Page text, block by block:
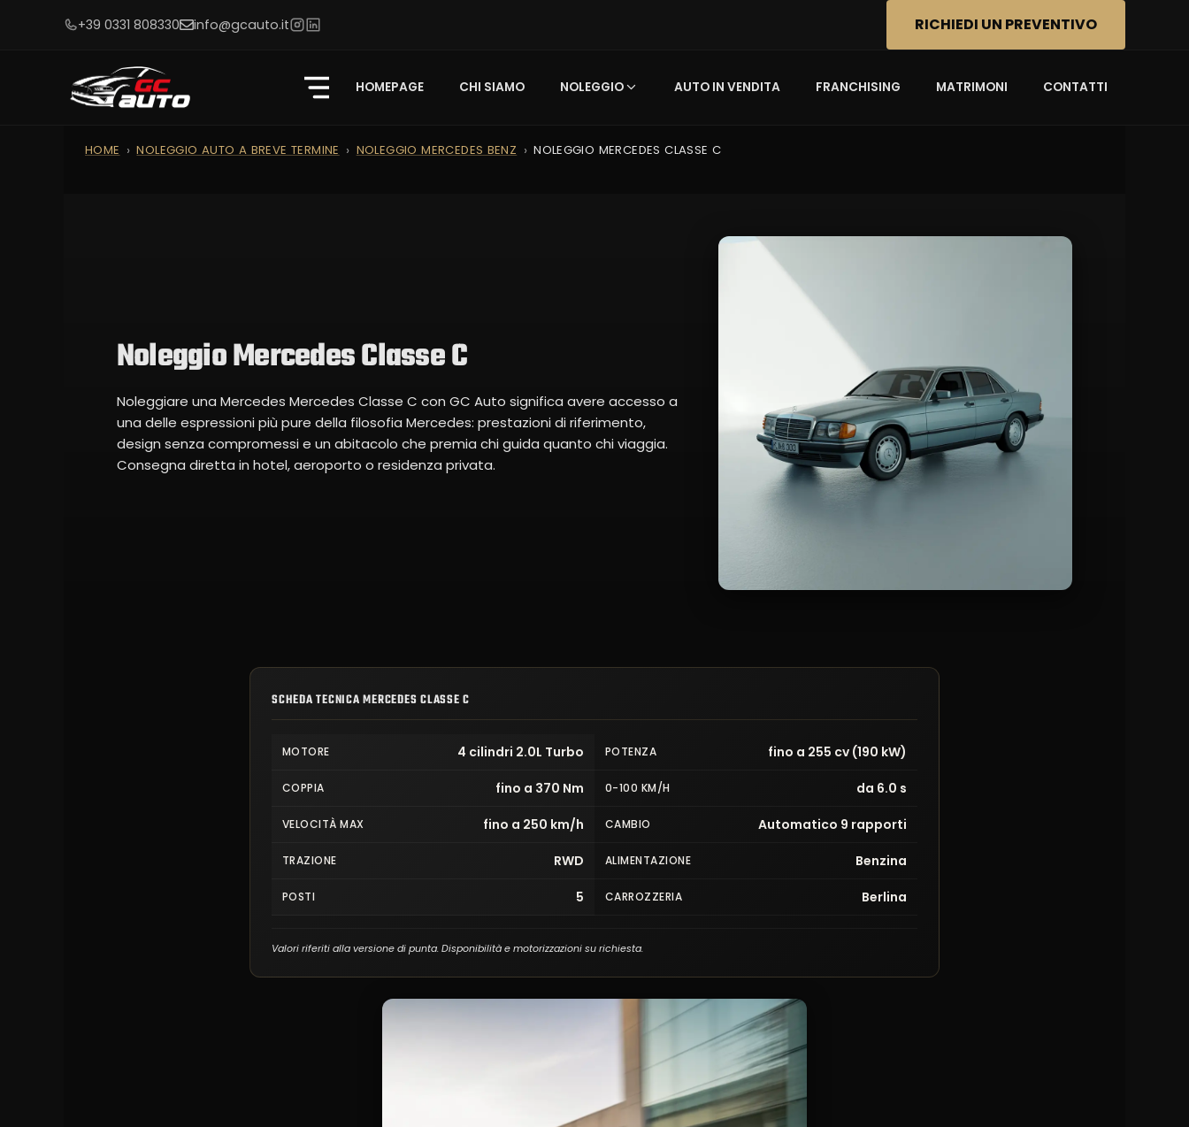
+39 0331 808330 info@gcauto.it RICHIEDI UN PREVENTIVO
HOMEPAGE CHI SIAMO NOLEGGIO AUTO IN VENDITA FRANCHISING MATRIMONI CONTATTI
HOME NOLEGGIO AUTO A BREVE TERMINE NOLEGGIO MERCEDES BENZ NOLEGGIO MERCEDES CLASSE C
Noleggio Mercedes Classe C
Noleggiare una Mercedes Mercedes Classe C con GC Auto significa avere accesso a
una delle espressioni più pure della filosofia Mercedes: prestazioni di riferimento,
design senza compromessi e un abitacolo che premia chi guida quanto chi viaggia.
Consegna diretta in hotel, aeroporto o residenza privata.
SCHEDA TECNICA MERCEDES CLASSE C
MOTORE 4 cilindri 2.0L Turbo POTENZA fino a 255 cv (190 kW)
COPPIA fino a 370 Nm 0-100 KM/H da 6.0 s
VELOCITÀ MAX fino a 250 km/h CAMBIO Automatico 9 rapporti
TRAZIONE RWD ALIMENTAZIONE Benzina
POSTI 5 CARROZZERIA Berlina
Valori riferiti alla versione di punta. Disponibilità e motorizzazioni su richiesta.